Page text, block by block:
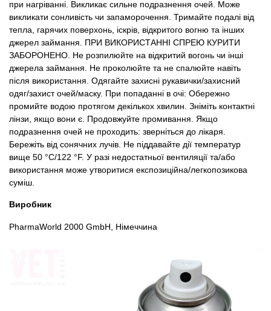
при нагріванні. Викликає сильне подразнення очей. Може
викликати сонливість чи запаморочення. Тримайте подалі від
тепла, гарячих поверхонь, іскрів, відкритого вогню та інших
джерел займання. ПРИ ВИКОРИСТАННІ СПРЕЮ КУРИТИ
ЗАБОРОНЕНО. Не розпилюйте на відкритий вогонь чи інші
джерела займання. Не проколюйте та не спалюйте навіть
після використання. Одягайте захисні рукавички/захисний
одяг/захист очей/маску. При попаданні в очі: Обережно
промийте водою протягом декількох хвилин. Зніміть контактні
лінзи, якщо вони є. Продовжуйте промивання. Якщо
подразнення очей не проходить: зверніться до лікаря.
Бережіть від сонячних лучів. Не піддавайте дії температур
вище 50 °C/122 °F. У разі недостатньої вентиляції та/або
використання може утворитися експозиційна/легкопозикова
суміш.
Виробник
PharmaWorld 2000 GmbH, Німеччина